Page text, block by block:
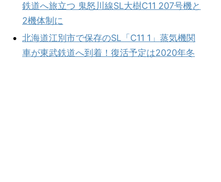
鉄道へ旅立つ 鬼怒川線SL大樹C11 207号機と
2機体制に
北海道江別市で保存のSL「C11 1」蒸気機関
車が東武鉄道へ到着！復活予定は2020年冬